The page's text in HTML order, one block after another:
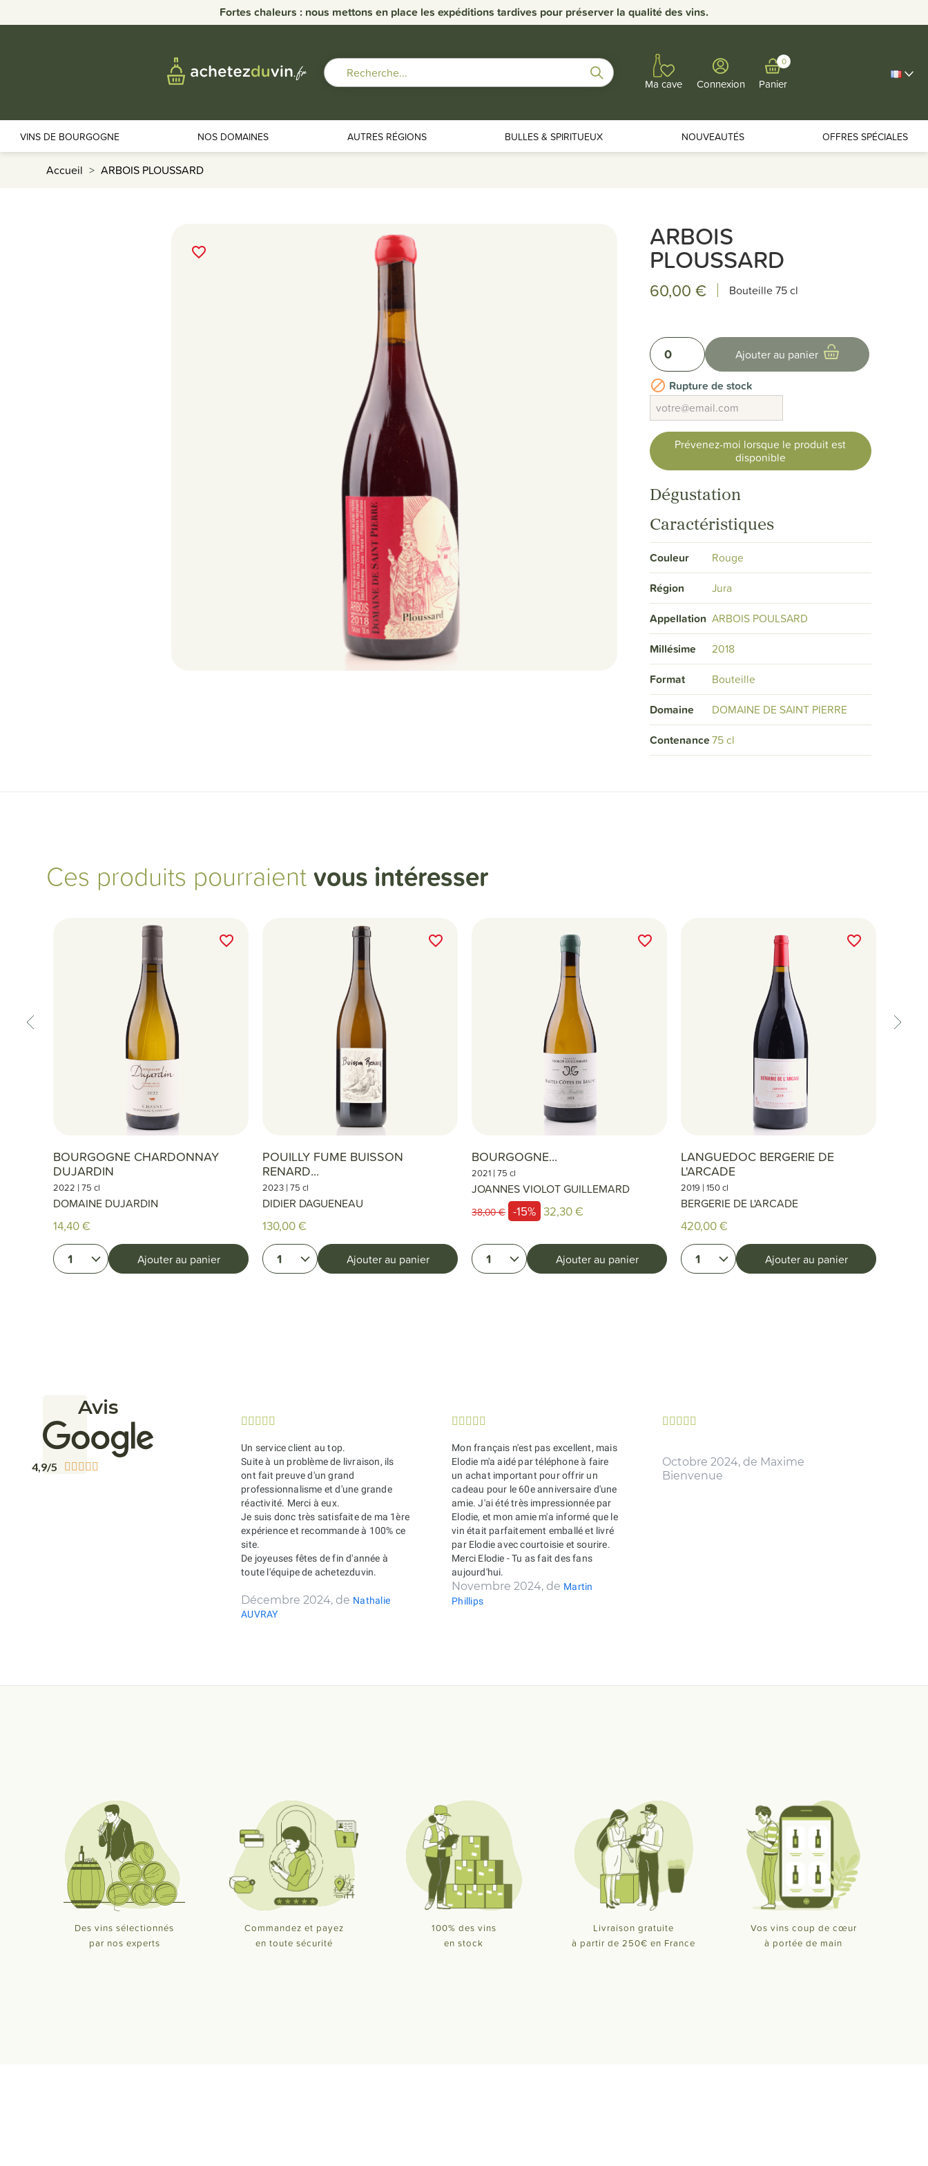
Fortes chaleurs : nous mettons en place les expéditions tardives pour préserver la qualité des vins.
Ma cave Connexion Panier
0
VINS DE BOURGOGNE NOS DOMAINES AUTRES RÉGIONS BULLES & SPIRITUEUX NOUVEAUTÉS OFFRES SPÉCIALES
Accueil ARBOIS PLOUSSARD
favorite_border ARBOIS
PLOUSSARD
60,00 € Bouteille75 cl
0 Ajouter au panier
 Rupture de stock
Prévenez-moi lorsque le produit est
disponible
Dégustation
Caractéristiques
Couleur Rouge
Région Jura
Appellation ARBOIS POULSARD
Millésime 2018
Format Bouteille
Domaine DOMAINE DE SAINT PIERRE
Contenance75 cl
Ces produits pourraientvous intéresser
BOURGOGNE CHARDONNAY
DUJARDIN
2022 |75 cl
DOMAINE DUJARDIN
14,40 €
1 Ajouter au panier
favorite_border
POUILLY FUME BUISSON
RENARD...
2023 |75 cl
DIDIER DAGUENEAU
130,00 €
1 Ajouter au panier
favorite_border
BOURGOGNE...
2021 |75 cl
JOANNES VIOLOT GUILLEMARD
38,00 € -15% 32,30 €
1 Ajouter au panier
favorite_border
LANGUEDOC BERGERIE DE
L'ARCADE
2019 |150 cl
BERGERIE DE L'ARCADE
420,00 €
1 Ajouter au panier
favorite_border
Avis
4,9/5     
    
Un service client au top.
Suite à un problème de livraison, ils
ont fait preuve d'un grand
professionnalisme et d'une grande
réactivité. Merci à eux.
Je suis donc très satisfaite de ma 1ère
expérience et recommande à 100% ce
site.
De joyeuses fêtes de fin d'année à
toute l'équipe de achetezduvin.
Décembre 2024, de Nathalie
AUVRAY
    
Mon français n'est pas excellent, mais
Elodie m'a aidé par téléphone à faire
un achat important pour offrir un
cadeau pour le 60e anniversaire d'une
amie. J'ai été très impressionnée par
Elodie, et mon amie m'a informé que le
vin était parfaitement emballé et livré
par Elodie avec courtoisie et sourire.
Merci Elodie - Tu as fait des fans
aujourd'hui.
Novembre 2024, de Martin
Phillips
    
Octobre 2024, de Maxime
Bienvenue
Des vins sélectionnés
par nos experts
Commandez et payez
en toute sécurité
100% des vins
en stock
Livraison gratuite
à partir de 250€ en France
Vos vins coup de cœur
à portée de main